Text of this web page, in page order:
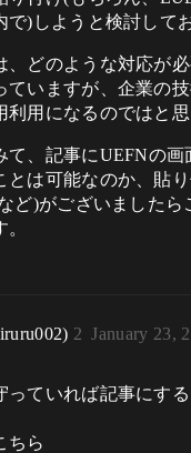
で)しようと検討して
、どのような対応が
ていますが、企業の
利用になるのではと思
て、記事にUEFNの画
とは可能なのか、貼
ど)がございましたら
January 23,
2
っていれば記事にす
ちら